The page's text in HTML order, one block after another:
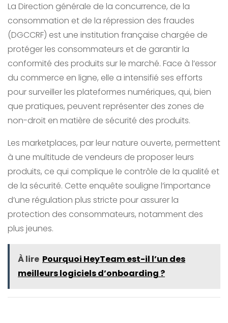
La Direction générale de la concurrence, de la
consommation et de la répression des fraudes
(DGCCRF) est une institution française chargée de
protéger les consommateurs et de garantir la
conformité des produits sur le marché. Face à l’essor
du commerce en ligne, elle a intensifié ses efforts
pour surveiller les plateformes numériques, qui, bien
que pratiques, peuvent représenter des zones de
non-droit en matière de sécurité des produits.
Les marketplaces, par leur nature ouverte, permettent
à une multitude de vendeurs de proposer leurs
produits, ce qui complique le contrôle de la qualité et
de la sécurité. Cette enquête souligne l’importance
d’une régulation plus stricte pour assurer la
protection des consommateurs, notamment des
plus jeunes.
À lire Pourquoi HeyTeam est-il l’un des
meilleurs logiciels d’onboarding ?